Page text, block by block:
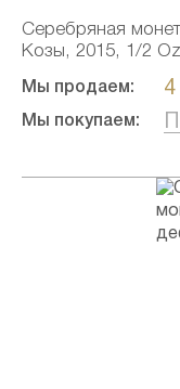
Серебряная
Козы, 2015, 1/2 Oz
Мы продаем: 4
Мы покупаем: